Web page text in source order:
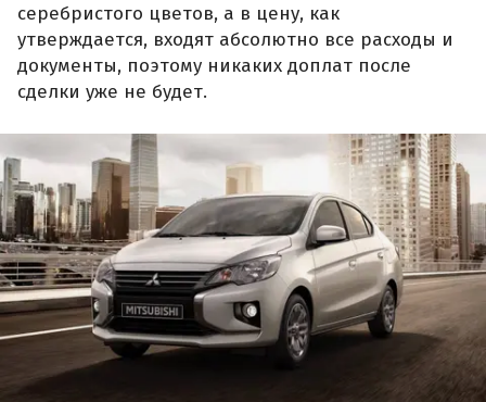
серебристого цветов, а в цену, как
утверждается, входят абсолютно все расходы и
документы, поэтому никаких доплат после
сделки уже не будет.